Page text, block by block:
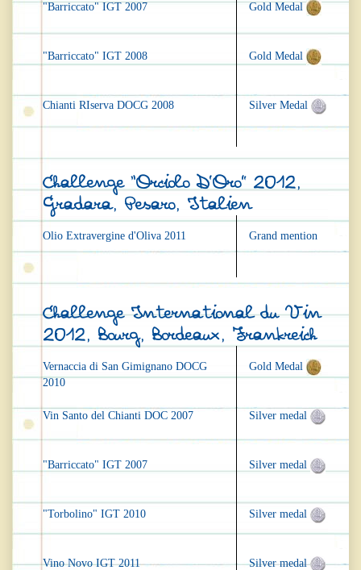
"Barriccato" IGT 2007
"Barriccato" IGT 2008
Chianti RIserva DOCG 2008
Gold Medal
Gold Medal
Silver Medal
Challenge “Orciolo D’Oro” 2012,
Gradara, Pesaro, Italien
Olio Extravergine d'Oliva 2011 Grand mention
Challenge International du Vin
2012, Bourg, Bordeaux, Frankreich
Vernaccia di San Gimignano DOCG
2010
Vin Santo del Chianti DOC 2007
"Barriccato" IGT 2007
"Torbolino" IGT 2010
Vino Novo IGT 2011
Gold Medal
Silver medal
Silver medal
Silver medal
Silver medal